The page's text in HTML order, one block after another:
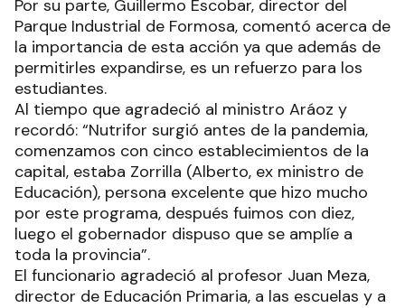
Por su parte, Guillermo Escobar, director del
Parque Industrial de Formosa, comentó acerca de
la importancia de esta acción ya que además de
permitirles expandirse, es un refuerzo para los
estudiantes.
Al tiempo que agradeció al ministro Aráoz y
recordó: “Nutrifor surgió antes de la pandemia,
comenzamos con cinco establecimientos de la
capital, estaba Zorrilla (Alberto, ex ministro de
Educación), persona excelente que hizo mucho
por este programa, después fuimos con diez,
luego el gobernador dispuso que se amplíe a
toda la provincia”.
El funcionario agradeció al profesor Juan Meza,
director de Educación Primaria, a las escuelas y a